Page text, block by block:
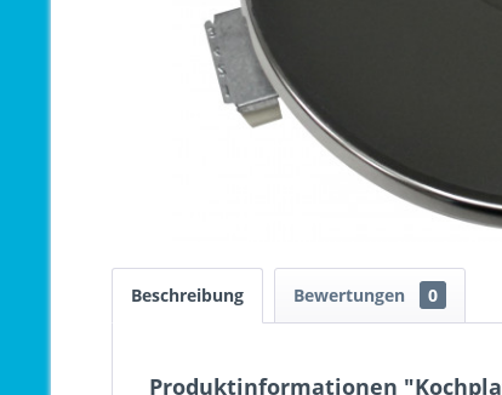
Beschreibung Bewertungen 0
Produktinformationen